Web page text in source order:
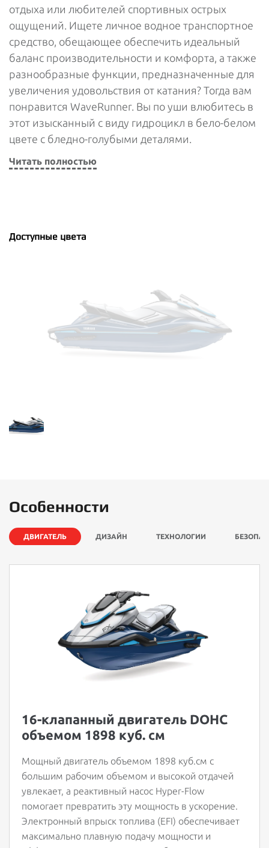
отдыха или любителей спортивных острых
ощущений. Ищете личное водное транспортное
средство, обещающее обеспечить идеальный
баланс производительности и комфорта, а также
разнообразные функции, предназначенные для
увеличения удовольствия от катания? Тогда вам
понравится WaveRunner. Вы по уши влюбитесь в
этот изысканный с виду гидроцикл в бело-белом
цвете с бледно-голубыми деталями.
Читать полностью
Доступные цвета
Особенности
ДВИГАТЕЛЬ ДИЗАЙН ТЕХНОЛОГИИ
16-клапанный двигатель DOHC
объемом 1898 куб. см
Мощный двигатель объемом 1898 куб.см с
большим рабочим объемом и высокой отдачей
увлекает, а реактивный насос Hyper-Flow
помогает превратить эту мощность в ускорение.
Электронный впрыск топлива (EFI) обеспечивает
максимально плавную подачу мощности и